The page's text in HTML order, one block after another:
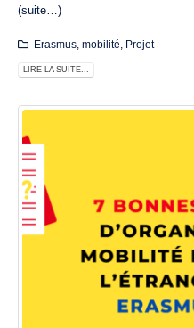
(suite…)
Erasmus, mobilité Projet
LIRE LA SUITE...